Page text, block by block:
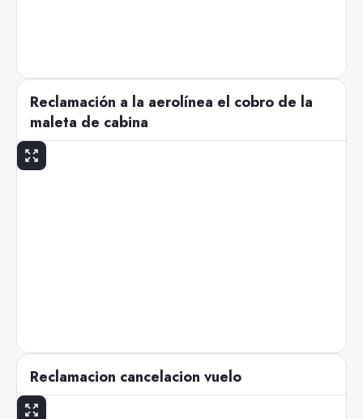
Reclamación a la aerolínea el cobro de la
maleta de cabina
Reclamacion cancelacion vuelo